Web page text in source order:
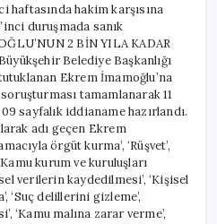
haftasında hakim karşısına
duruşmada sanık
2 BİN YILA KADAR
Belediye Başkanlığı
Ekrem İmamoğlu’na
tamamlanarak 11
sayfalık iddianame hazırlandı.
adı geçen Ekrem
örgüt kurma’, ‘Rüşvet’,
kurum ve kuruluşları
verilerin kaydedilmesi’, ‘Kişisel
‘Suç delillerini gizleme’,
‘Kamu malına zarar verme’,